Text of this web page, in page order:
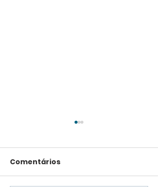
Comentários